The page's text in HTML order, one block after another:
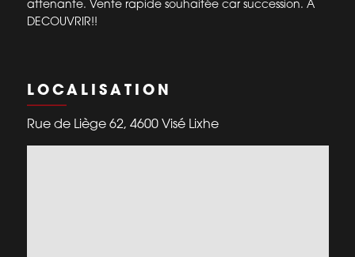
attenante. Vente rapide souhaitée car succession. A
DECOUVRIR!!
LOCALISATION
Rue de Liège 62, 4600 Visé Lixhe